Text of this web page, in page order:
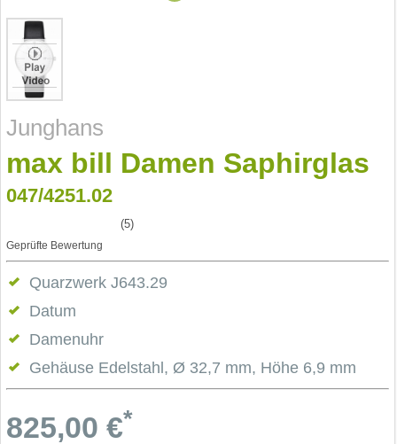
Junghans
max bill Damen Saphirglas
047/4251.02
(5)
Geprüfte Bewertung
Quarzwerk J643.29
Datum
Damenuhr
Gehäuse Edelstahl, Ø 32,7 mm, Höhe 6,9 mm
825,00 €*